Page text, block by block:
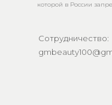
Сотрудничество:
которой в России